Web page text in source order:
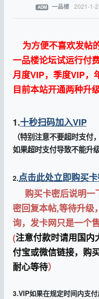
ADM 一品楼 2021-1-
为方便不喜欢发帖
一品楼论坛试运行付
月度VIP，季度VIP，
目前本站开通两种升
1.十秒扫码加入VIP
（特别注意不要超时支付
如果超时支付导致不能升
2.点击此处立即购买
购买卡密后说明一
密回复本帖,等待升级
询，发卡网只是一个
(注意付款时请用国内
付宝或微信链接，购
耐心等待）
3.VIP如果在规定时间内支